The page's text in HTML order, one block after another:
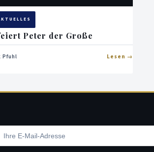
Peter der Große
Pfuhl Lesen